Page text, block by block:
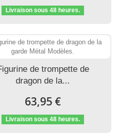
Livraison sous 48 heures.
de trompette de
dragon de la...
63,95 €
Livraison sous 48 heures.